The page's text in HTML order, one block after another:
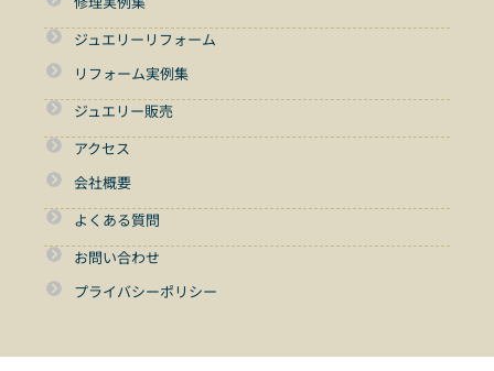
ジュエリーリフォーム
リフォーム実例集
ジュエリー販売
アクセス
会社概要
よくある質問
お問い合わせ
プライバシーポリシー